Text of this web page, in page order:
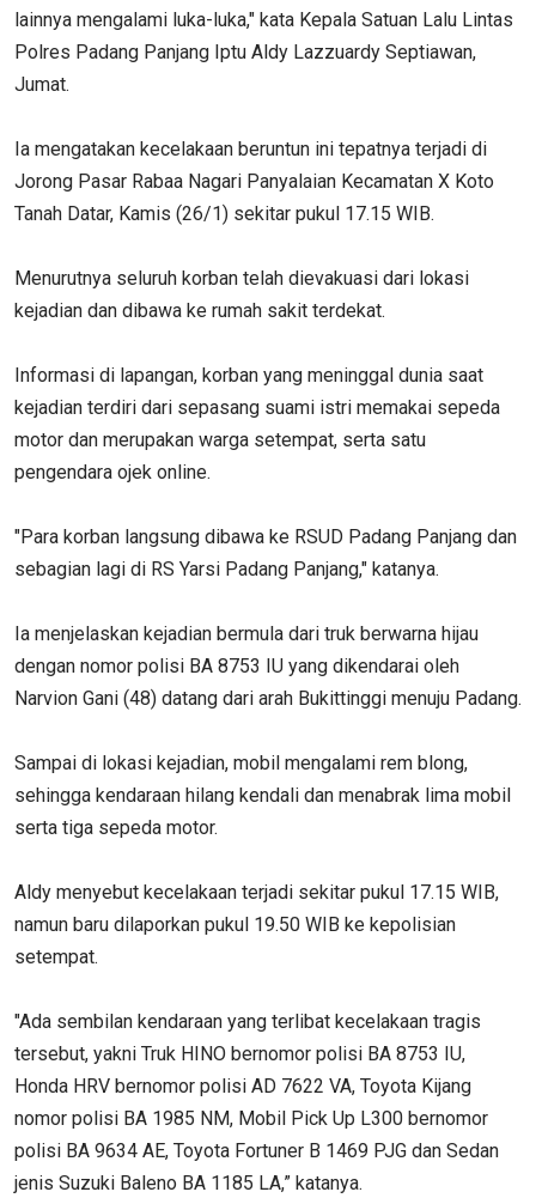
lainnya mengalami luka-luka," kata Kepala Satuan Lalu Lintas
Polres Padang Panjang Iptu Aldy Lazzuardy Septiawan,
Jumat.
Ia mengatakan kecelakaan beruntun ini tepatnya terjadi di
Jorong Pasar Rabaa Nagari Panyalaian Kecamatan X Koto
Tanah Datar, Kamis (26/1) sekitar pukul 17.15 WIB.
Menurutnya seluruh korban telah dievakuasi dari lokasi
kejadian dan dibawa ke rumah sakit terdekat.
Informasi di lapangan, korban yang meninggal dunia saat
kejadian terdiri dari sepasang suami istri memakai sepeda
motor dan merupakan warga setempat, serta satu
pengendara ojek online.
"Para korban langsung dibawa ke RSUD Padang Panjang dan
sebagian lagi di RS Yarsi Padang Panjang," katanya.
Ia menjelaskan kejadian bermula dari truk berwarna hijau
dengan nomor polisi BA 8753 IU yang dikendarai oleh
Narvion Gani (48) datang dari arah Bukittinggi menuju Padang.
Sampai di lokasi kejadian, mobil mengalami rem blong,
sehingga kendaraan hilang kendali dan menabrak lima mobil
serta tiga sepeda motor.
Aldy menyebut kecelakaan terjadi sekitar pukul 17.15 WIB,
namun baru dilaporkan pukul 19.50 WIB ke kepolisian
setempat.
"Ada sembilan kendaraan yang terlibat kecelakaan tragis
tersebut, yakni Truk HINO bernomor polisi BA 8753 IU,
Honda HRV bernomor polisi AD 7622 VA, Toyota Kijang
nomor polisi BA 1985 NM, Mobil Pick Up L300 bernomor
polisi BA 9634 AE, Toyota Fortuner B 1469 PJG dan Sedan
jenis Suzuki Baleno BA 1185 LA,” katanya.